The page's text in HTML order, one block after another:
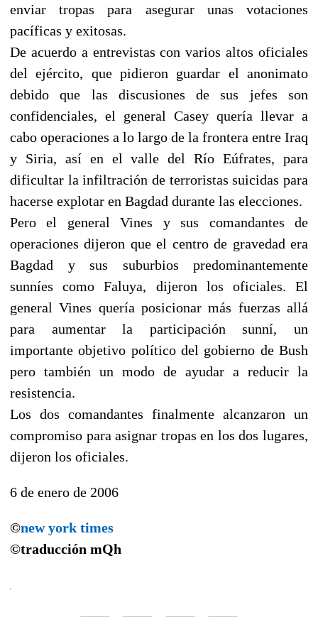
enviar tropas para asegurar unas votaciones
pacíficas y exitosas.
De acuerdo a entrevistas con varios altos oficiales
del ejército, que pidieron guardar el anonimato
debido que las discusiones de sus jefes son
confidenciales, el general Casey quería llevar a
cabo operaciones a lo largo de la frontera entre Iraq
y Siria, así en el valle del Río Eúfrates, para
dificultar la infiltración de terroristas suicidas para
hacerse explotar en Bagdad durante las elecciones.
Pero el general Vines y sus comandantes de
operaciones dijeron que el centro de gravedad era
Bagdad y sus suburbios predominantemente
sunníes como Faluya, dijeron los oficiales. El
general Vines quería posicionar más fuerzas allá
para aumentar la participación sunní, un
importante objetivo político del gobierno de Bush
pero también un modo de ayudar a reducir la
resistencia.
Los dos comandantes finalmente alcanzaron un
compromiso para asignar tropas en los dos lugares,
dijeron los oficiales.
6 de enero de 2006
©new york times
©traducción mQh